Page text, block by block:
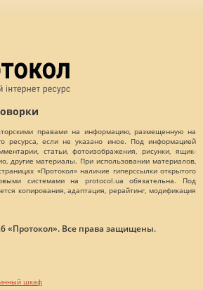
правами на информацию, размещенную на
ресурса, если не указано иное. Под информацией
статьи, фотоизображения, рисунки, ящик-
другие материалы. При использовании материалов,
«Протокол» наличие гиперссылки открытого
системами на protocol.ua обязательна. Под
копирования, адаптация, рерайтинг, модификация
«Протокол». Все права защищены.
шкаф